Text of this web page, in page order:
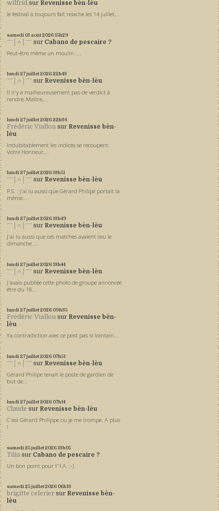
wilfrid sur Revenisse bèn-lèu
le festival a toujours fait relache les 14 juillet,...
samedi 01 août 202615h29
ˉˉˉ│∩│ˉˉˉ sur Cabano de pescaire ?
Peut-être même un moulin :...
lundi 27juillet 202622h43
ˉˉˉ│∩│ˉˉˉ sur Revenisse bèn-lèu
Il n'y a malheureusement pas de verdict à
rendre, Maître,...
lundi 27juillet 202622h34
Frédéric Viallon sur Revenisse bèn-
lèu
Indubitablement les indices se recoupent.
Votre Honneur,...
lundi 27juillet 202613h51
ˉˉˉ│∩│ˉˉˉ sur Revenisse bèn-lèu
P.S. : j'ai lu aussi que Gérard Philipe portait la
même...
lundi 27juillet 202613h49
ˉˉˉ│∩│ˉˉˉ sur Revenisse bèn-lèu
J'ai lu aussi que ces matches avaient lieu le
dimanche....
lundi 27juillet 202613h44
ˉˉˉ│∩│ˉˉˉ sur Revenisse bèn-lèu
J'avais publiée cette photo de groupe annoncée
être du 18...
lundi 27juillet 2026 09h35
Frédéric Viallon sur Revenisse bèn-
lèu
Ya contradiction avec ce post pas si lointain...
lundi 27juillet 2026 07h51
ˉˉˉ│∩│ˉˉˉ sur Revenisse bèn-lèu
Gérard Philipe tenait le poste de gardien de
but de...
lundi 27juillet 2026 07h14
Claude sur Revenisse bèn-lèu
C'est Gérard Philippe ou je me trompe. A plus
!
samedi 25juillet 202613h05
Tilia sur Cabano de pescaire ?
Un bon point pour l''I.A. ;-)
samedi 25juillet 2026 06h13
brigitte celerier sur Revenisse bèn-
lèu